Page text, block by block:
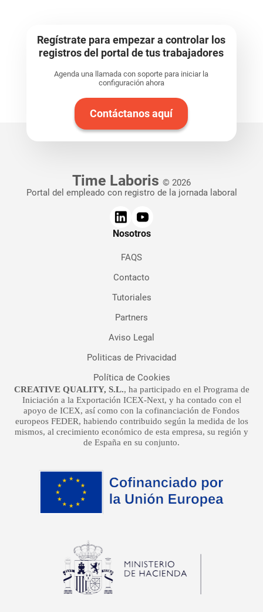
Regístrate para empezar a controlar los
registros del portal de tus trabajadores
Agenda una llamada con soporte para iniciar la
configuración ahora
Contáctanos aquí
Time Laboris © 2026
Portal del empleado con registro de la jornada laboral
Nosotros
FAQS
Contacto
Tutoriales
Partners
Aviso Legal
Politicas de Privacidad
Política de Cookies
CREATIVE QUALITY, S.L., ha participado en el Programa de
Iniciación a la Exportación ICEX-Next, y ha contado con el
apoyo de ICEX, así como con la cofinanciación de Fondos
europeos FEDER, habiendo contribuido según la medida de los
mismos, al crecimiento económico de esta empresa, su región y
de España en su conjunto.